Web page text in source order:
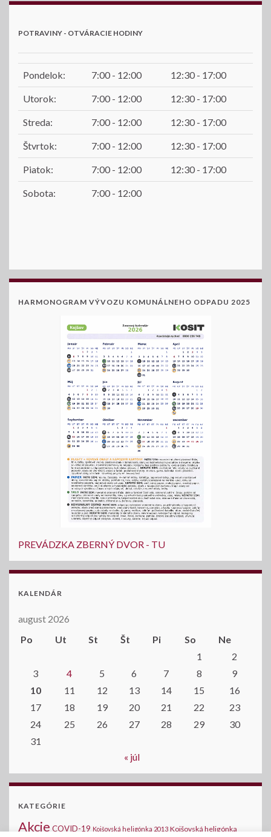
POTRAVINY - OTVÁRACIE HODINY
Pondelok: 7:00 - 12:00 12:30 - 17:00
Utorok: 7:00 - 12:00 12:30 - 17:00
Streda: 7:00 - 12:00 12:30 - 17:00
Štvrtok: 7:00 - 12:00 12:30 - 17:00
Piatok: 7:00 - 12:00 12:30 - 17:00
Sobota: 7:00 - 12:00
HARMONOGRAM VÝVOZU KOMUNÁLNEHO ODPADU 2025
PREVÁDZKA ZBERNÝ DVOR - TU
KALENDÁR
august 2026
Po
Ut St Št Pi So
Ne
1
2
3
4 5 6 7 8
9
10
11 12 13 14 15
16
17
18 19 20 21 22
23
24
25 26 27 28 29
30
31
« júl
KATEGÓRIE
Akcie COVID-19 Kojšovská heligónka 2013 Kojšovská heligónka